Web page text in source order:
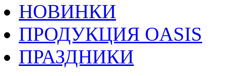
НОВИНКИ
ПРОДУКЦИЯ OASIS
ПРАЗДНИКИ